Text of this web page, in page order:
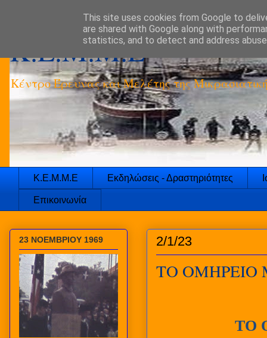
K.E.M.M.E
Κέντρο Έρευνας και Μελέτης της
Κ.Ε.Μ.Μ.Ε Εκδηλώσεις - Δραστηριότητες
Επικοινωνία
2/1/23
ΤΟ ΟΜΗΡΕΙΟ
ΤΟ
23 ΝΟΕΜΒΡΙΟΥ 1969
This site uses cookies from Google to
are shared with Google along with
statistics, and to detect and address